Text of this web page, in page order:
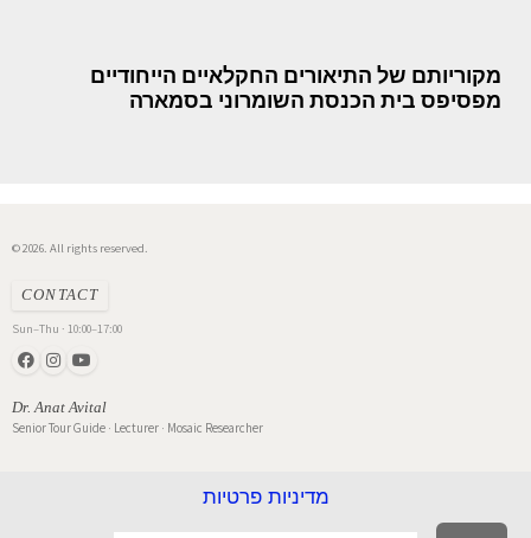
מקוריותם של התיאורים החקלאיים הייחודיים
מפסיפס בית הכנסת השומרוני בסמארה
© 2026. All rights reserved.
CONTACT
Sun–Thu · 10:00–17:00
Dr. Anat Avital
Senior Tour Guide · Lecturer · Mosaic Researcher
מדיניות פרטיות